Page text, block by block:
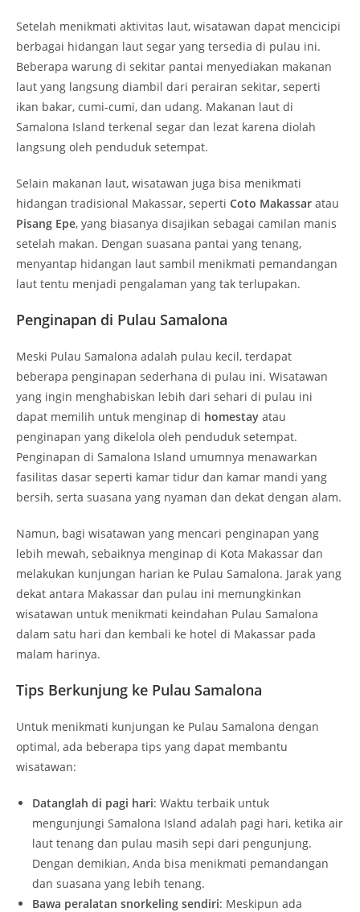
Setelah menikmati aktivitas laut, wisatawan dapat mencicipi
berbagai hidangan laut segar yang tersedia di pulau ini.
Beberapa warung di sekitar pantai menyediakan makanan
laut yang langsung diambil dari perairan sekitar, seperti
ikan bakar, cumi-cumi, dan udang. Makanan laut di
Samalona Island terkenal segar dan lezat karena diolah
langsung oleh penduduk setempat.
Selain makanan laut, wisatawan juga bisa menikmati
hidangan tradisional Makassar, seperti Coto Makassar atau
Pisang Epe, yang biasanya disajikan sebagai camilan manis
setelah makan. Dengan suasana pantai yang tenang,
menyantap hidangan laut sambil menikmati pemandangan
laut tentu menjadi pengalaman yang tak terlupakan.
Penginapan di Pulau Samalona
Meski Pulau Samalona adalah pulau kecil, terdapat
beberapa penginapan sederhana di pulau ini. Wisatawan
yang ingin menghabiskan lebih dari sehari di pulau ini
dapat memilih untuk menginap di homestay atau
penginapan yang dikelola oleh penduduk setempat.
Penginapan di Samalona Island umumnya menawarkan
fasilitas dasar seperti kamar tidur dan kamar mandi yang
bersih, serta suasana yang nyaman dan dekat dengan alam.
Namun, bagi wisatawan yang mencari penginapan yang
lebih mewah, sebaiknya menginap di Kota Makassar dan
melakukan kunjungan harian ke Pulau Samalona. Jarak yang
dekat antara Makassar dan pulau ini memungkinkan
wisatawan untuk menikmati keindahan Pulau Samalona
dalam satu hari dan kembali ke hotel di Makassar pada
malam harinya.
Tips Berkunjung ke Pulau Samalona
Untuk menikmati kunjungan ke Pulau Samalona dengan
optimal, ada beberapa tips yang dapat membantu
wisatawan:
Datanglah di pagi hari: Waktu terbaik untuk
mengunjungi Samalona Island adalah pagi hari, ketika air
laut tenang dan pulau masih sepi dari pengunjung.
Dengan demikian, Anda bisa menikmati pemandangan
dan suasana yang lebih tenang.
Bawa peralatan snorkeling sendiri: Meskipun ada